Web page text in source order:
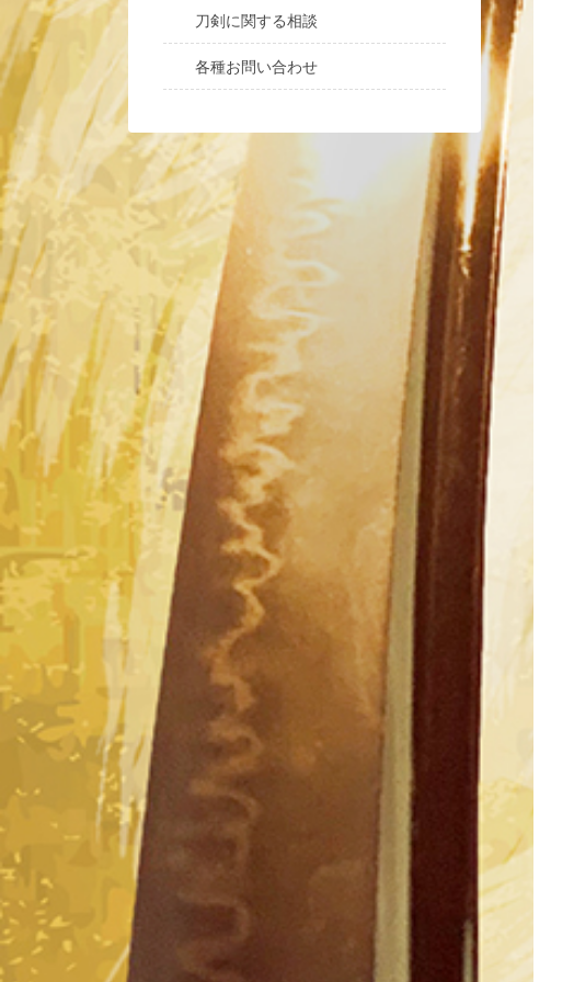
刀剣に関する相談
各種お問い合わせ